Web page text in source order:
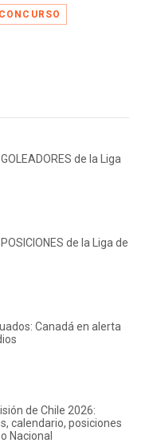
CONCURSO
de la Liga
de la Liga de
Canadá en alerta
de Chile 2026:
calendario, posiciones
Nacional